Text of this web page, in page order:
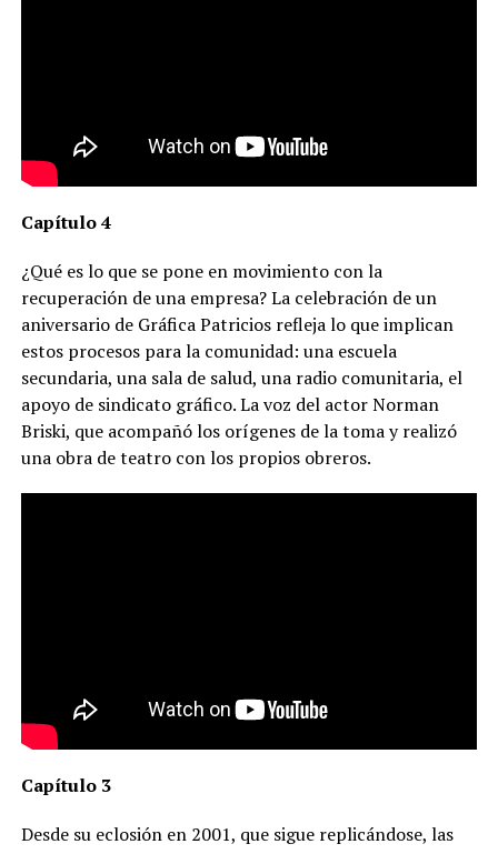
Capítulo 4
¿Qué es lo que se pone en movimiento con la
recuperación de una empresa? La celebración de un
aniversario de Gráfica Patricios refleja lo que implican
estos procesos para la comunidad: una escuela
secundaria, una sala de salud, una radio comunitaria, el
apoyo de sindicato gráfico. La voz del actor Norman
Briski, que acompañó los orígenes de la toma y realizó
una obra de teatro con los propios obreros.
Capítulo 3
Desde su eclosión en 2001, que sigue replicándose, las